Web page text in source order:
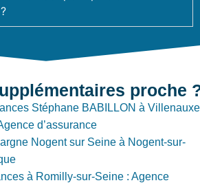
proche
Stéphane BABILLON à
d’assurance
Nogent sur Seine à Nogent-sur-
à Romilly-sur-Seine : Agence